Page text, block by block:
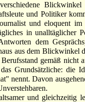
Blickwinkel
und Politiker
und eloquent
in unalltäglicher
dem
aus dem Blickwinkel
gemäß nicht
Grundsätzliche: die
nennt. Davon
und gleichzeitig